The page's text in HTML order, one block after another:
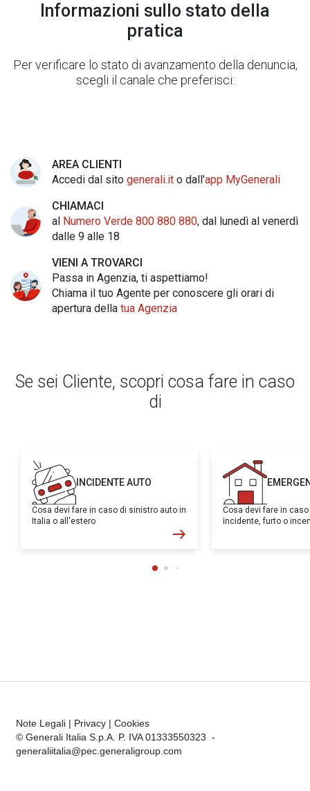
Informazioni sullo stato della
pratica
Per verificare lo stato di avanzamento della denuncia,
scegli il canale che preferisci:
AREA CLIENTI
Accedi dal sito generali.it o dall'app MyGenerali
CHIAMACI
al Numero Verde 800 880 880, dal lunedì al venerdì
dalle 9 alle 18
VIENI A TROVARCI
Passa in Agenzia, ti aspettiamo!
Chiama il tuo Agente per conoscere gli orari di
apertura della tua Agenzia
Se sei Cliente, scopri cosa fare in caso
di
INCIDENTE AUTO
Cosa devi fare in caso di sinistro auto in
Italia o all'estero
Cosa devi fare in
incidente, furto o
Note Legali | Privacy | Cookies
© Generali Italia S.p.A. P. IVA 01333550323 -
generaliitalia@pec.generaligroup.com